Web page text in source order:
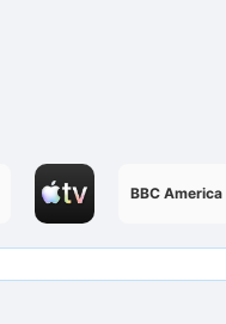
BBC America